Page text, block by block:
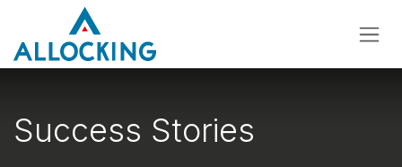
Se rendre au contenu
Success Stories